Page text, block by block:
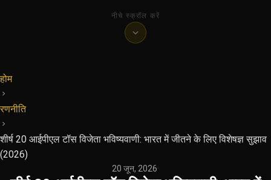
नीचे स्क्रॉल करें
होम
रणनीति
शीर्ष 20 आईपीएल टॉस विजेता भविष्यवाणी: भारत में जीतने के लिए विशेषज्ञ सुझाव
(2026)
20 जून, 2026·